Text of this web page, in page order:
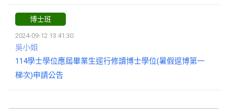
博士班
2024-09-12 13:41:30
吳小姐
114學士學位應屆畢業生逕行修讀博士學位(暑假逕博第一
梯次)申請公告